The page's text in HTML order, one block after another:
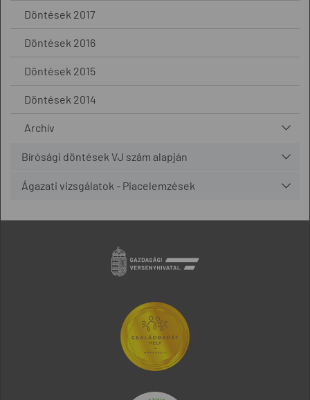
Döntések 2017
Döntések 2016
Döntések 2015
Döntések 2014
Archív
Bírósági döntések VJ szám alapján
Ágazati vizsgálatok - Piacelemzések